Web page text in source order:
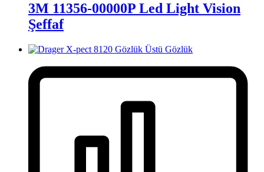
3M 11356-00000P Led Light Vision
Şeffaf